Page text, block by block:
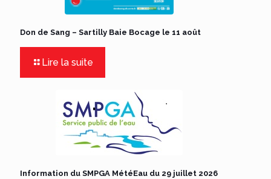
Don de Sang – Sartilly Baie Bocage le 11 août
Lire la suite
Information du SMPGA MétéEau du 29 juillet 2026